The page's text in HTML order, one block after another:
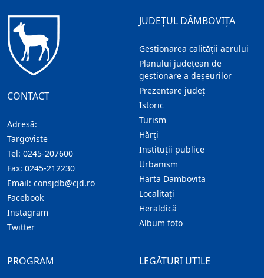
CONTACT
Adresă:
Targoviste
Tel: 0245-207600
Fax: 0245-212230
Email: consjdb@cjd.ro
Facebook
Instagram
Twitter
JUDEȚUL DÂMBOVIȚA
Gestionarea calității aerului
Planului județean de
gestionare a deșeurilor
Prezentare judeţ
Istoric
Turism
Hărţi
Instituţii publice
Urbanism
Harta Dambovita
Localitaţi
Heraldică
Album foto
LEGĂTURI UTILE
PROGRAM